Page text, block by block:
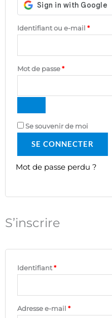
Identifiant ou e-mail *
Mot de passe*
Se souvenir de moi
SE CONNECTER
Mot de passe perdu ?
S’inscrire
Identifiant*
Adresse e-mail *